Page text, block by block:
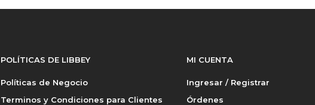
POLÍTICAS DE LIBBEY
Políticas de Negocio
Terminos y Condiciones para Clientes
MI CUENTA
Ingresar / Registrar
Órdenes